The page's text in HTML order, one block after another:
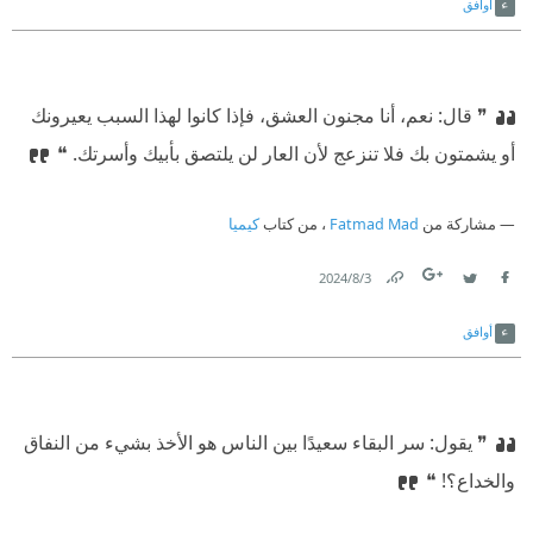
أوافق
❞ قال: نعم، أنا مجنون العشق، فإذا كانوا لهذا السبب يعيرونك
أو يشمتون بك فلا تنزعج لأن العار لن يلتصق بأبيك وأسرتك. ❝
مشاركة من Fatmad Mad ، من كتابكيميا
3‏/8‏/2024
أوافق
❞ يقول: سر البقاء سعيدًا بين الناس هو الأخذ بشيء من النفاق
والخداع؟! ❝